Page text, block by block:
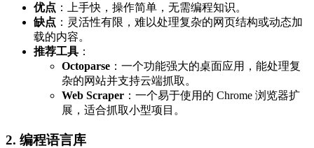
优点 ：上手快，操作简单，无需编程知识。
缺点 ：灵活性有限，难以处理复杂的网页结构或动态加
载的内容。
推荐工具 ：
Octoparse ：一个功能强大的桌面应用，能处理复
杂的网站并支持云端抓取。
Web Scraper ：一个易于使用的 Chrome 浏览器扩
展，适合抓取小型项目。
2. 编程语言库